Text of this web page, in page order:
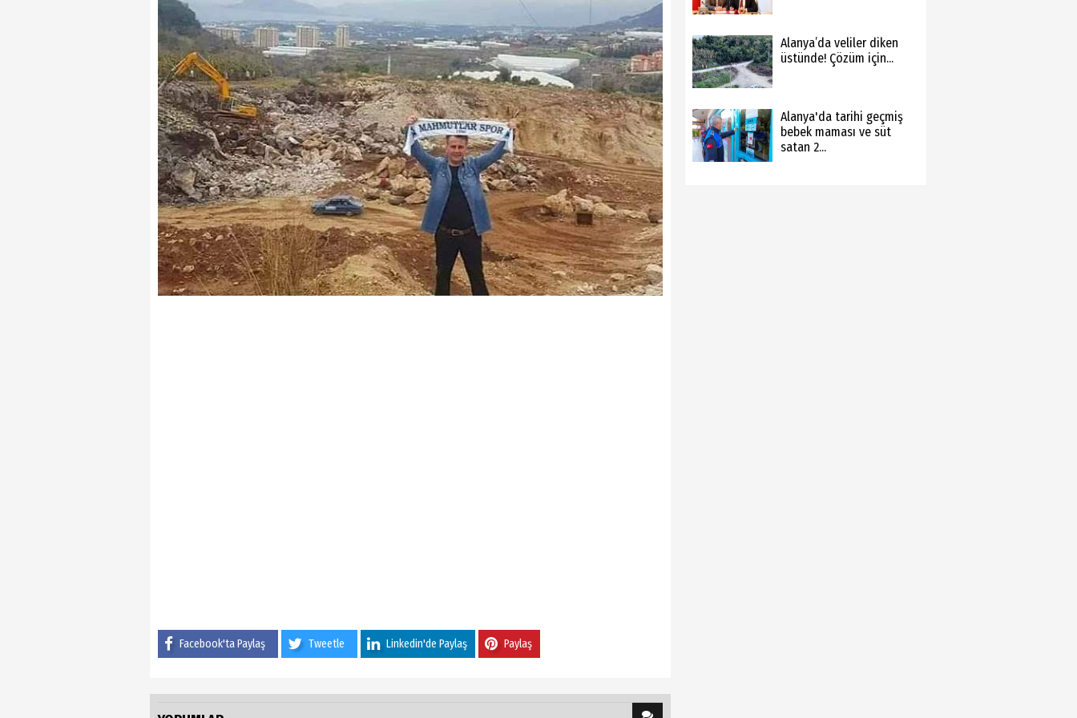
Facebook'ta Paylaş Tweetle Linkedin'de Paylaş Paylaş
Alanya’da veliler diken
üstünde! Çözüm için...
Alanya'da tarihi geçmiş
bebek maması ve süt
satan 2...